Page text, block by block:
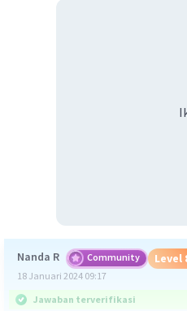
Nanda R Community Level
18 Januari 2024 09:17
Jawaban terverifikasi